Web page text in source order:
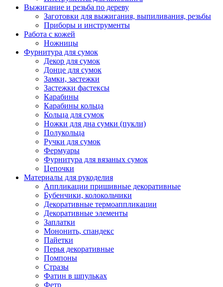
Выжигание и резьба по дереву
Заготовки для выжигания, выпиливания, резьбы
Приборы и инструменты
Работа с кожей
Ножницы
Фурнитура для сумок
Декор для сумок
Донце для сумок
Замки, застежки
Застежки фастексы
Карабины
Карабины кольца
Кольца для сумок
Ножки для дна сумки (пукли)
Полукольца
Ручки для сумок
Фермуары
Фурнитура для вязаных сумок
Цепочки
Материалы для рукоделия
Аппликации пришивные декоративные
Бубенчики, колокольчики
Декоративные термоаппликации
Декоративные элементы
Заплатки
Мононить, спандекс
Пайетки
Перья декоративные
Помпоны
Стразы
Фатин в шпульках
Фетр